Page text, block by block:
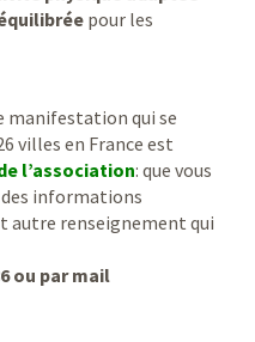
pour les
manifestation qui se
villes en France est
l’association: que vous
informations
autre renseignement qui
ou par mail